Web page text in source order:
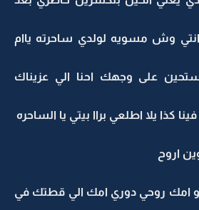
انتي وش مسويه لولدي ساحرته ياام
على وجهك احنا الي عزيناك
كذا يلا اطلعي براا بيتي يا الساحره
اروح
امك روحي دوري امك الي قطتك في